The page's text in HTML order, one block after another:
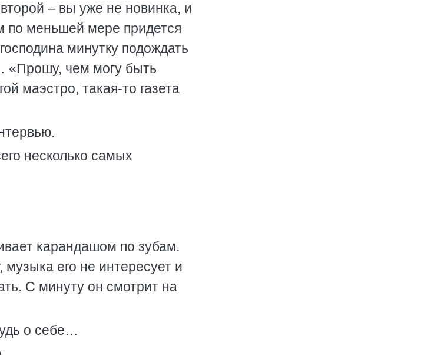
– вы уже не новинка, и
по меньшей мере придется
минутку подождать
«Прошу, чем могу быть
маэстро, такая-то газета
несколько самых
карандашом по зубам.
его не интересует и
С минуту он смотрит на
о себе…